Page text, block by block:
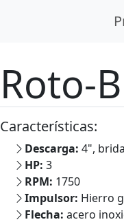
Roto-
Características:
Descarga: 4",
HP: 3
RPM: 1750
Impulsor: Hierro
Flecha: acero